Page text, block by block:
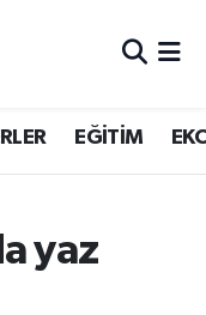
EĞİTİM
yaz